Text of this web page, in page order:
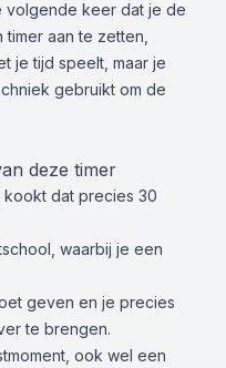
volgende keer dat je de
aan te zetten,
je tijd speelt, maar je
gebruikt om de
deze timer
dat precies 30
waarbij je een
geven en je precies
te brengen.
ook wel een